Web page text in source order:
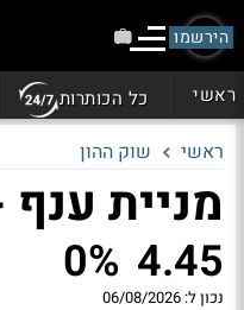
הירשמו
ראשי כל הכותרות
ראשי שוק ההון
מניית
4.45
0%
נכון ל: 06/08/2026